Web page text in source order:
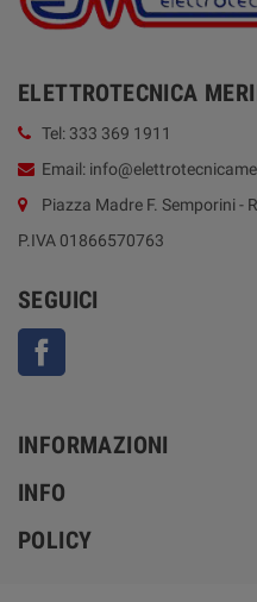
ELETTROTECNICA
Tel: 333 369 1911
Email:
Piazza Madre F. Semporini -
P.IVA 01866570763
SEGUICI
INFORMAZIONI
INFO
POLICY